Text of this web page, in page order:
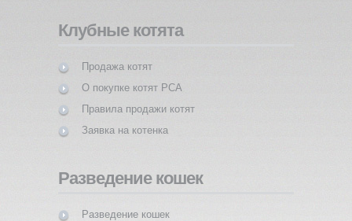
Клубные котята
Продажа котят
О покупке котят PCA
Правила продажи котят
Заявка на котенка
Разведение кошек
Разведение кошек